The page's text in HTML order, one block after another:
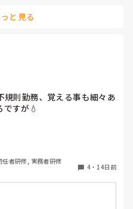
と見る
規則勤務、覚える事も細々あ
すが💧‬
？って聞かれました…
私はここに必要ないのかなっ
のでなんか元気でないです…
者研修, 実務者研修
4・ 14日前